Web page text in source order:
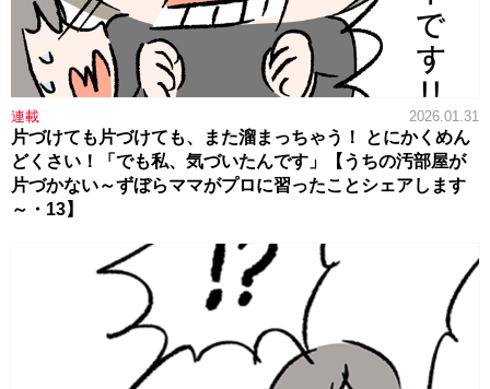
連載 2026.01.31
片づけても片づけても、また溜まっちゃう！ とにかくめん
どくさい！「でも私、気づいたんです」【うちの汚部屋が
片づかない～ずぼらママがプロに習ったことシェアします
～・13】